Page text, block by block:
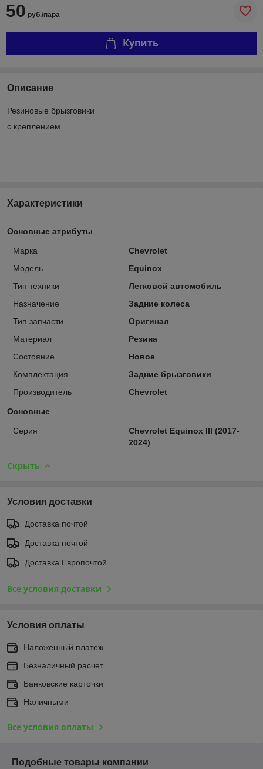
50 руб./пара
Купить
Описание
Резиновые брызговики
с креплением
Характеристики
Основные атрибуты
Марка
Chevrolet
Модель
Equinox
Тип техники
Легковой автомобиль
Назначение
Задние колеса
Тип запчасти
Оригинал
Материал
Резина
Состояние
Новое
Комплектация
Задние брызговики
Производитель
Chevrolet
Основные
Серия
Chevrolet Equinox III (2017-
2024)
Скрыть
Условия доставки
Доставка почтой
Доставка почтой
Доставка Европочтой
Все условия доставки
Условия оплаты
Наложенный платеж
Безналичный расчет
Банковские карточки
Наличными
Все условия оплаты
Подобные товары компании